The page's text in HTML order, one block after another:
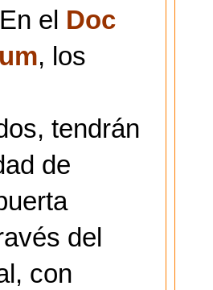
el Doc
, los
tendrán
de
del
con